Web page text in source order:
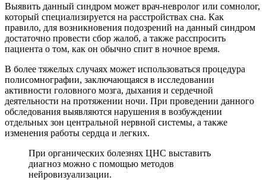
Выявить данный синдром может врач-невролог или сомнолог,
который специализируется на расстройствах сна. Как
правило, для возникновения подозрений на данный синдром
достаточно провести сбор жалоб, а также расспросить
пациента о том, как он обычно спит в ночное время.
В более тяжелых случаях может использоваться процедура
полисомнографии, заключающаяся в исследовании
активности головного мозга, дыхания и сердечной
деятельности на протяжении ночи. При проведении данного
обследования выявляются нарушения в возбуждении
отдельных зон центральной нервной системы, а также
изменения работы сердца и легких.
При органических болезнях ЦНС выставить
диагноз можно с помощью методов
нейровизуализации.